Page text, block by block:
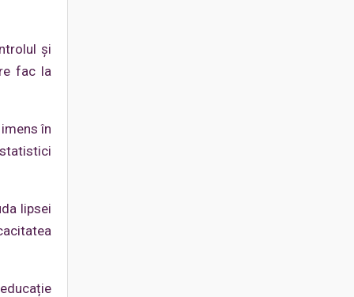
și
fac la
în
lipsei